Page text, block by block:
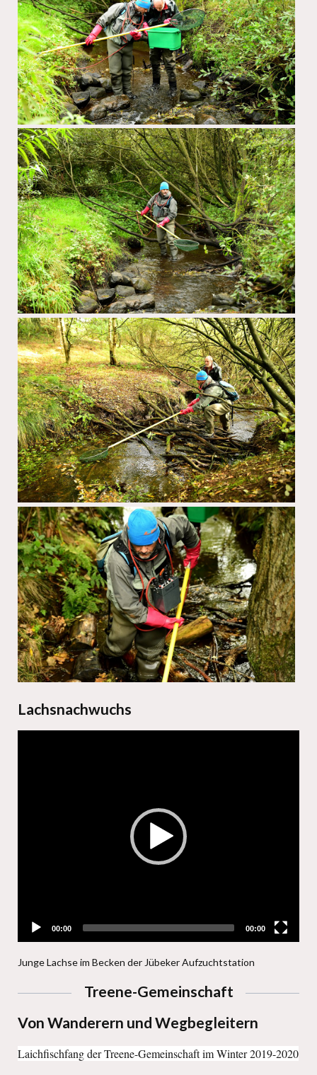
Lachsnachwuchs
00:00 00:00
Junge Lachse im Becken der Jübeker Aufzuchtstation
Treene-Gemeinschaft
Von Wanderern und Wegbegleitern
Laichfischfang der Treene-Gemeinschaft im Winter 2019-2020